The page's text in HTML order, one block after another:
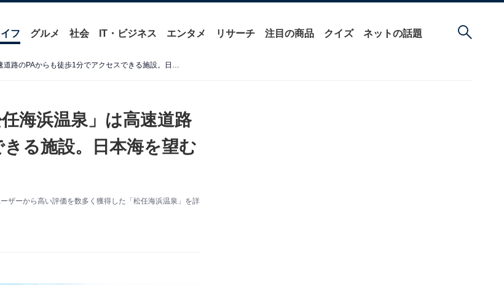
フ グルメ 社会 IT・ビジネス エンタメ リサーチ 注目の商品 クイズ ネットの話題
【石川県の人気日帰り温泉】「松任海浜温泉」は高速道路のPAからも徒歩1分でアクセスできる施設。日本海を望む露天風呂やサウナでリラックス
海浜温泉」は高速道路
る施設。日本海を望む
ザーから高い評価を数多く獲得した「松任海浜温泉」を詳